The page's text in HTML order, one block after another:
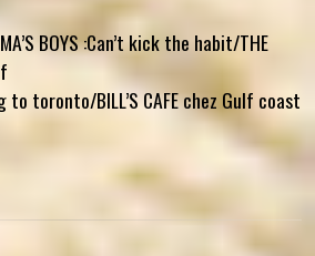
BOYS :Can’t kick the habit/THE
to toronto/BILL’S CAFE chez Gulf coast